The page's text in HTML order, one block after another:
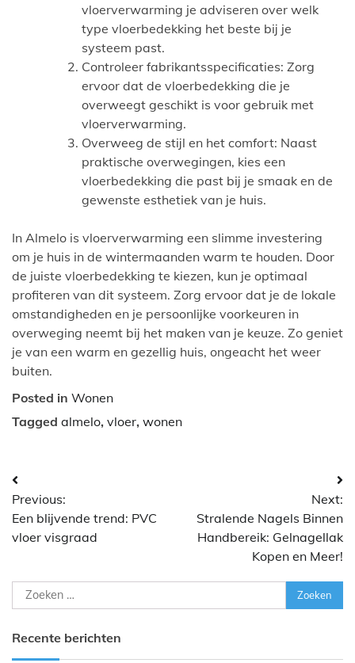
vloerverwarming je adviseren over welk
type vloerbedekking het beste bij je
systeem past.
Controleer fabrikantsspecificaties: Zorg
ervoor dat de vloerbedekking die je
overweegt geschikt is voor gebruik met
vloerverwarming.
Overweeg de stijl en het comfort: Naast
praktische overwegingen, kies een
vloerbedekking die past bij je smaak en de
gewenste esthetiek van je huis.
In Almelo is vloerverwarming een slimme investering
om je huis in de wintermaanden warm te houden. Door
de juiste vloerbedekking te kiezen, kun je optimaal
profiteren van dit systeem. Zorg ervoor dat je de lokale
omstandigheden en je persoonlijke voorkeuren in
overweging neemt bij het maken van je keuze. Zo geniet
je van een warm en gezellig huis, ongeacht het weer
buiten.
Posted in Wonen
Tagged almelo, vloer, wonen
Bericht
navigatie
Previous:
Een blijvende trend: PVC
vloer visgraad
Next:
Stralende Nagels Binnen
Handbereik: Gelnagellak
Kopen en Meer!
Zoeken
naar:
Recente berichten